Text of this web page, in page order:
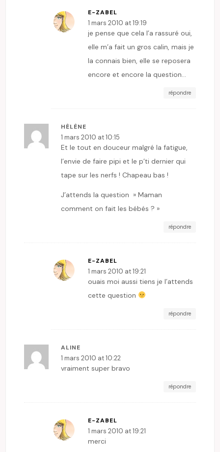
E-ZABEL
1 mars 2010 at 19:19
je pense que cela l’a rassuré oui,
elle m’a fait un gros calin, mais je
la connais bien, elle se reposera
encore et encore la question…
répondre
HÉLÈNE
1 mars 2010 at 10:15
Et le tout en douceur malgré la fatigue,
l’envie de faire pipi et le p’ti dernier qui
tape sur les nerfs ! Chapeau bas !
J’attends la question » Maman
comment on fait les bébés ? »
répondre
E-ZABEL
1 mars 2010 at 19:21
ouais moi aussi tiens je l’attends
cette question
répondre
ALINE
1 mars 2010 at 10:22
vraiment super bravo
répondre
E-ZABEL
1 mars 2010 at 19:21
merci